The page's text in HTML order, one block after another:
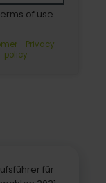
of use
- Privacy
policy
für